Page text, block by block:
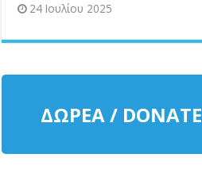
24 Ιουλίου 2025
ΔΩΡΕΑ / DONATE